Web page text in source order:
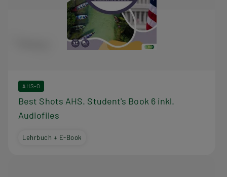
AHS-O
Best Shots AHS. Student's Book 6 inkl.
Audiofiles
Lehrbuch + E-Book